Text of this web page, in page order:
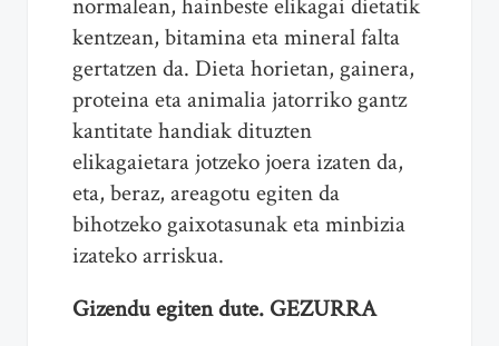
normalean, hainbeste elikagai dietatik
kentzean, bitamina eta mineral falta
gertatzen da. Dieta horietan, gainera,
proteina eta animalia jatorriko gantz
kantitate handiak dituzten
elikagaietara jotzeko joera izaten da,
eta, beraz, areagotu egiten da
bihotzeko gaixotasunak eta minbizia
izateko arriskua.
Gizendu egiten dute. GEZURRA